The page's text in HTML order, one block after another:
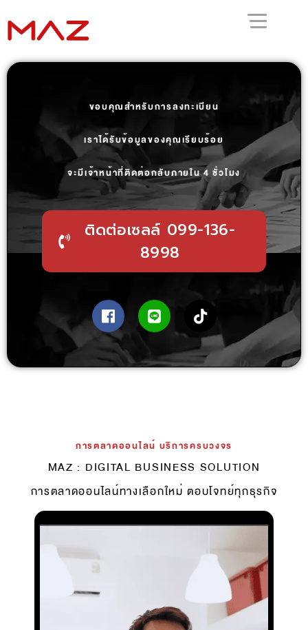
ขอบคุณสำหรับการลงทะเบียน
เราได้รับข้อมูลของคุณเรียบร้อย
จะมีเจ้าหน้าที่ติดต่อกลับภายใน 4 ชั่วโมง
ติดต่อเซลล์ 099-136-
8998
การตลาดออนไลน์ บริการครบวงจร
MAZ : DIGITAL BUSINESS SOLUTION
การตลาดออนไลน์ทางเลือกใหม่ ตอบโจทย์ทุกธุรกิจ